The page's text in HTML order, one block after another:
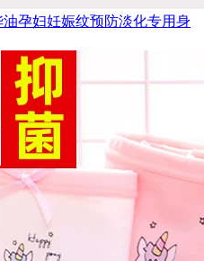
孕妇妊娠纹预防淡化专用身